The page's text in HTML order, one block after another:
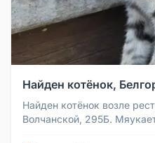
Найден котёнок,
Найден котёнок возле
Волчанской, 295Б.